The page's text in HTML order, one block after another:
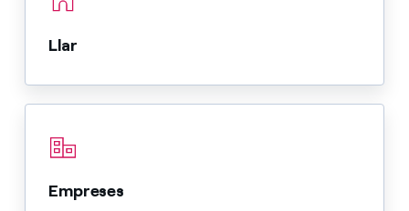
Llar
Empreses